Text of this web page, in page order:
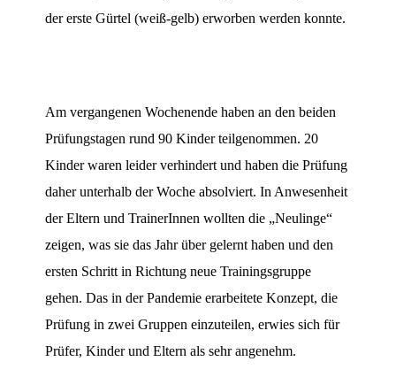
der erste Gürtel (weiß-gelb) erworben werden konnte.
Am vergangenen Wochenende haben an den beiden
Prüfungstagen rund 90 Kinder teilgenommen. 20
Kinder waren leider verhindert und haben die Prüfung
daher unterhalb der Woche absolviert. In Anwesenheit
der Eltern und TrainerInnen wollten die „Neulinge“
zeigen, was sie das Jahr über gelernt haben und den
ersten Schritt in Richtung neue Trainingsgruppe
gehen. Das in der Pandemie erarbeitete Konzept, die
Prüfung in zwei Gruppen einzuteilen, erwies sich für
Prüfer, Kinder und Eltern als sehr angenehm.